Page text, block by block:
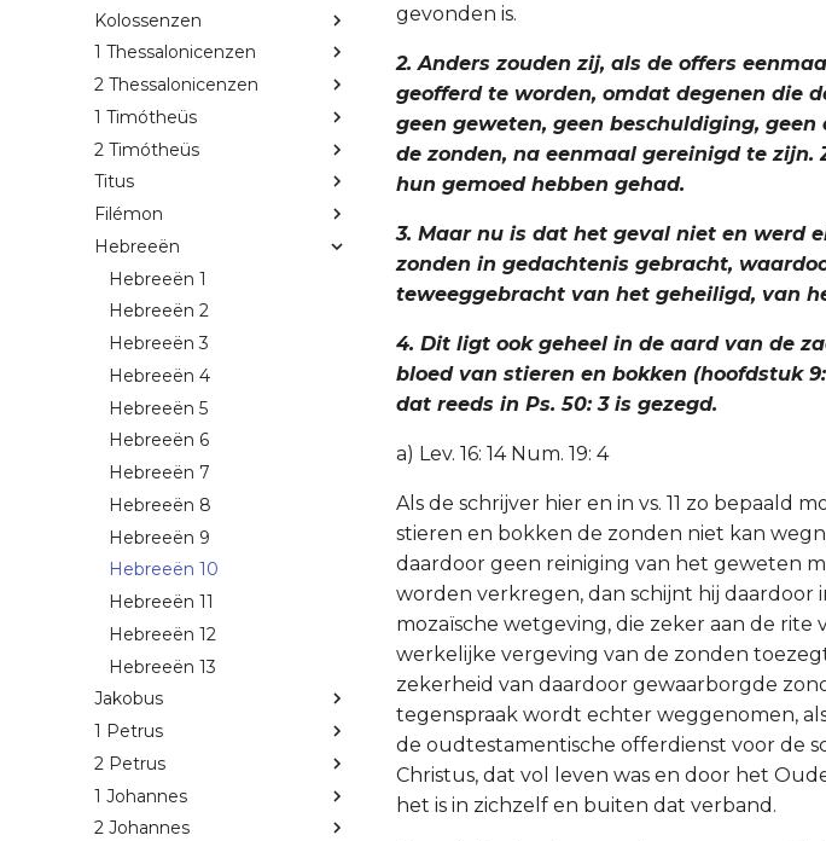
Kolossenzen
1 Thessalonicenzen
2 Thessalonicenzen
1 Timótheüs
2 Timótheüs
Titus
Filémon
Hebreeën
Hebreeën 1
Hebreeën 2
Hebreeën 3
Hebreeën 4
Hebreeën 5
Hebreeën 6
Hebreeën 7
Hebreeën 8
Hebreeën 9
Hebreeën 10
Hebreeën 11
Hebreeën 12
Hebreeën 13
Jakobus
1 Petrus
2 Petrus
1 Johannes
2 Johannes
gevonden is.
2. Anders zouden zij, als de offers
geofferd te worden, omdat degenen die
geen geweten, geen beschuldiging,
de zonden, na eenmaal gereinigd te
hun gemoed hebben gehad.
3. Maar nu is dat het geval niet en werd
zonden in gedachtenis gebracht,
teweeggebracht van het geheiligd, van
4. Dit ligt ook geheel in de aard van de
bloed van stieren en bokken (hoofdstuk
dat reeds in Ps. 50: 3 is gezegd.
a) Lev. 16: 14 Num. 19: 4
Als de schrijver hier en in vs. 11 zo bepaald
stieren en bokken de zonden niet kan
daardoor geen reiniging van het geweten
worden verkregen, dan schijnt hij
mozaïsche wetgeving, die zeker aan de rite
werkelijke vergeving van de zonden toezegt
zekerheid van daardoor gewaarborgde
tegenspraak wordt echter weggenomen,
de oudtestamentische offerdienst voor de
Christus, dat vol leven was en door het
het is in zichzelf en buiten dat verband.